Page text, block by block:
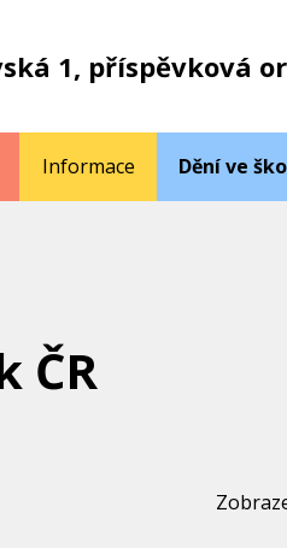
1, příspěvková
Informace Dění ve
ČR